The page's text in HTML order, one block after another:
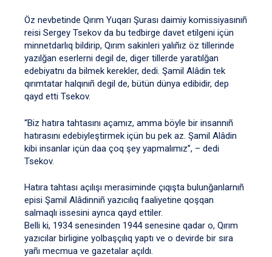
Öz nevbetinde Qırım Yuqarı Şurası daimiy komissiyasınıñ
reisi Sergey Tsekov da bu tedbirge davet etilgeni içün
minnetdarlıq bildirip, Qırım sakinleri yalıñız öz tillerinde
yazılğan eserlerni degil de, diger tillerde yaratılğan
edebiyatnı da bilmek kerekler, dedi. Şamil Alâdin tek
qırımtatar halqınıñ degil de, bütün dünya edibidir, dep
qayd etti Tsekov.
“Biz hatıra tahtasını açamız, amma böyle bir insannıñ
hatırasını edebiyleştirmek içün bu pek az. Şamil Alâdin
kibi insanlar içün daa çoq şey yapmalımız”, – dedi
Tsekov.
Hatıra tahtası açılışı merasiminde çıqışta bulunğanlarnıñ
episi Şamil Alâdinniñ yazıcılıq faaliyetine qoşqan
salmaqlı issesini ayrıca qayd ettiler.
Belli ki, 1934 senesinden 1944 senesine qadar o, Qırım
yazıcılar birligine yolbaşçılıq yaptı ve o devirde bir sıra
yañı mecmua ve gazetalar açıldı.